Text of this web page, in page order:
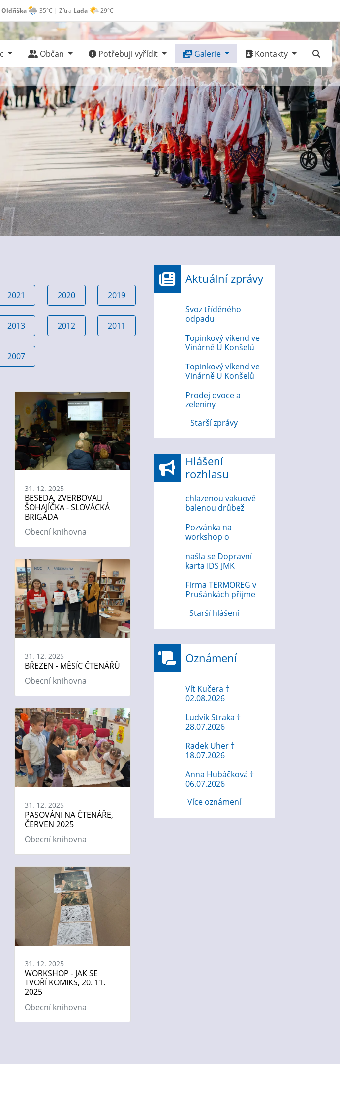
Oldřiška 35°C | Zítra Lada 29°C
Občan Potřebuji vyřídit Galerie Kontakty
2021 2020 2019
2013 2012 2011
2007
31. 12. 2025
BESEDA, ZVERBOVALI
ŠOHAJÍČKA - SLOVÁCKÁ
BRIGÁDA
Obecní knihovna
31. 12. 2025
BŘEZEN - MĚSÍC ČTENÁŘŮ
Obecní knihovna
31. 12. 2025
PASOVÁNÍ NA ČTENÁŘE,
ČERVEN 2025
Obecní knihovna
31. 12. 2025
WORKSHOP - JAK SE
TVOŘÍ KOMIKS, 20. 11.
2025
Obecní knihovna
Aktuální zprávy
Svoz tříděného
odpadu
Topinkový víkend ve
Vinárně U Konšelů
Topinkový víkend ve
Vinárně U Konšelů
Prodej ovoce a
zeleniny
Starší zprávy
Hlášení
rozhlasu
chlazenou vakuově
balenou drůbež
Pozvánka na
workshop o
internetu 12.8.2026
našla se Dopravní
karta IDS JMK
Firma TERMOREG v
Prušánkách přijme
Starší hlášení
Oznámení
Vít Kučera †
02.08.2026
Ludvík Straka †
28.07.2026
Radek Uher †
18.07.2026
Anna Hubáčková †
06.07.2026
Více oznámení